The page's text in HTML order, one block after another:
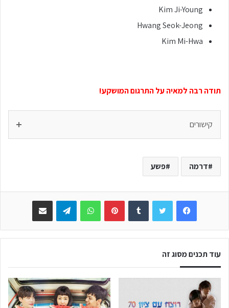
Kim Ji-Young
Hwang Seok-Jeong
Kim Mi-Hwa
תודה רבה למאיה על התרגום המושקע!
קישורים
דרמה פשע
Facebook
WhatsApp
Telegram
עוד תכנים מסוג זה